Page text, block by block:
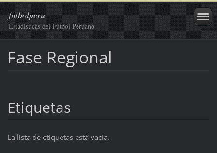
futbolperu
Estadísticas del Fútbol Peruano
Fase Regional
Etiquetas
La lista de etiquetas está vacía.